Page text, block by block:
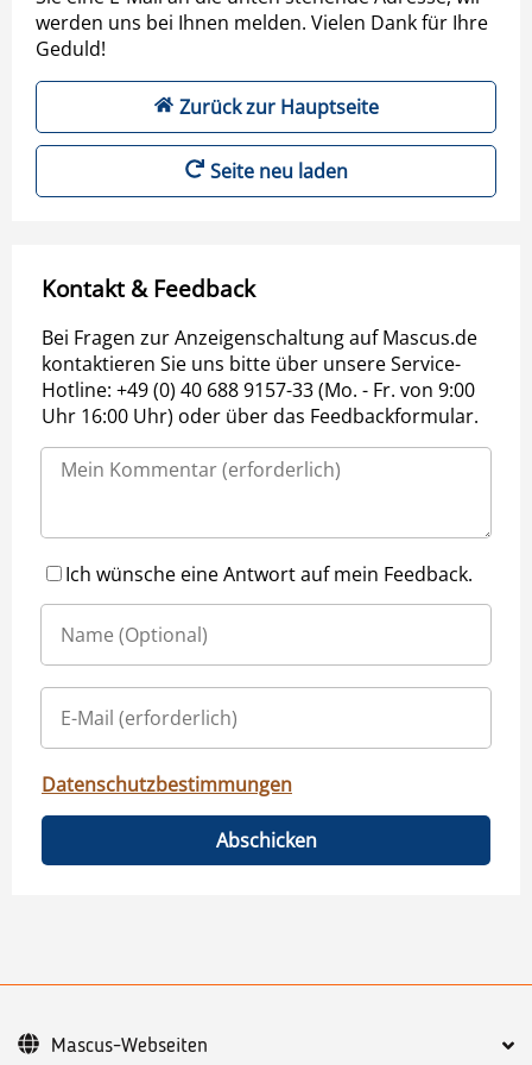
werden uns bei Ihnen melden. Vielen Dank für Ihre
Geduld!
Zurück zur Hauptseite
Seite neu laden
Kontakt & Feedback
Bei Fragen zur Anzeigenschaltung auf Mascus.de
kontaktieren Sie uns bitte über unsere Service-
Hotline: +49 (0) 40 688 9157-33 (Mo. - Fr. von 9:00
Uhr 16:00 Uhr) oder über das Feedbackformular.
Ich wünsche eine Antwort auf mein Feedback.
Datenschutzbestimmungen
Abschicken
Mascus-Webseiten